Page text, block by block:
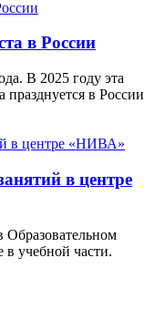
в России
В 2025 году эта
в России
в центре
Образовательном
учебной части.